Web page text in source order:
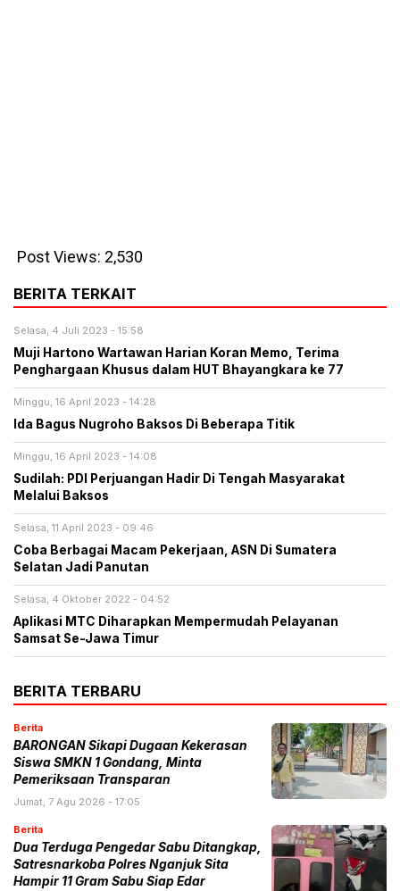
Post Views: 2,530
BERITA TERKAIT
Selasa, 4 Juli 2023 - 15:58
Muji Hartono Wartawan Harian Koran Memo, Terima
Penghargaan Khusus dalam HUT Bhayangkara ke 77
Minggu, 16 April 2023 - 14:28
Ida Bagus Nugroho Baksos Di Beberapa Titik
Minggu, 16 April 2023 - 14:08
Sudilah: PDI Perjuangan Hadir Di Tengah Masyarakat
Melalui Baksos
Selasa, 11 April 2023 - 09:46
Coba Berbagai Macam Pekerjaan, ASN Di Sumatera
Selatan Jadi Panutan
Selasa, 4 Oktober 2022 - 04:52
Aplikasi MTC Diharapkan Mempermudah Pelayanan
Samsat Se-Jawa Timur
BERITA TERBARU
Berita
BARONGAN Sikapi Dugaan Kekerasan
Siswa SMKN 1 Gondang, Minta
Pemeriksaan Transparan
Jumat, 7 Agu 2026 - 17:05
Berita
Dua Terduga Pengedar Sabu Ditangkap,
Satresnarkoba Polres Nganjuk Sita
Hampir 11 Gram Sabu Siap Edar